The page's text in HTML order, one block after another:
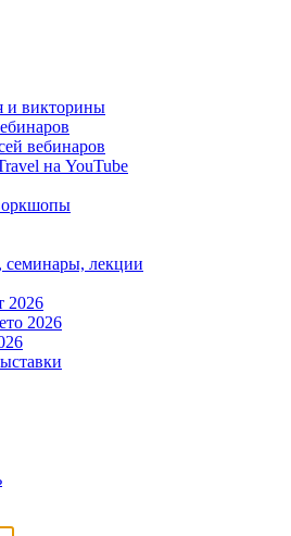
и викторины
вебинаров
на YouTube
семинары, лекции
2026
2026